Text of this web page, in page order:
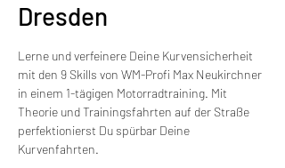
Dresden
Lerne und verfeinere Deine Kurvensicherheit
mit den 9 Skills von WM-Profi Max Neukirchner
in einem 1-tägigen Motorradtraining. Mit
Theorie und Trainingsfahrten auf der Straße
perfektionierst Du spürbar Deine
Kurvenfahrten.